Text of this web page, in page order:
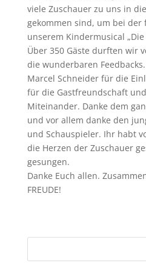
viele Zuschauer zu uns in
gekommen sind, um bei der
unserem Kindermusical
Über 350 Gäste durften wir
die wunderbaren
Marcel Schneider für die
für die Gastfreundschaft
Miteinander. Danke dem
und vor allem danke den
und Schauspieler. Ihr habt
die Herzen der Zuschauer
gesungen.
Danke Euch allen.
FREUDE!